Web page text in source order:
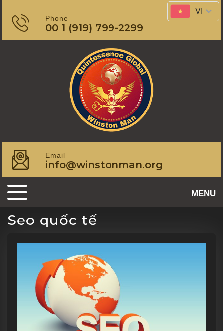
content
Phone
00 1 (919) 799-2299
Email
info@winstonman.org
VI
toggle
button
MENU
Seo quốc tế